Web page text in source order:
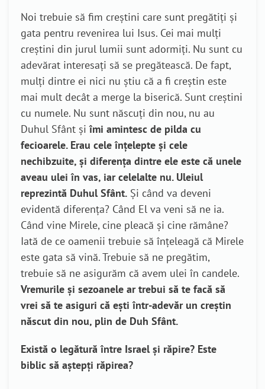
Noi trebuie să fim creștini care sunt pregătiți și
gata pentru revenirea lui Isus. Cei mai mulți
creștini din jurul lumii sunt adormiți. Nu sunt cu
adevărat interesați să se pregătească. De fapt,
mulți dintre ei nici nu știu că a fi creștin este
mai mult decât a merge la biserică. Sunt creștini
cu numele. Nu sunt născuți din nou, nu au
Duhul Sfânt șiîmi amintesc de pilda cu
fecioarele. Erau cele înțelepte și cele
nechibzuite, și diferența dintre ele este că unele
aveau ulei în vas, iar celelalte nu. Uleiul
reprezintă Duhul Sfânt. Și când va deveni
evidentă diferența? Când El va veni să ne ia.
Când vine Mirele, cine pleacă și cine rămâne?
Iată de ce oamenii trebuie să înțeleagă că Mirele
este gata să vină. Trebuie să ne pregătim,
trebuie să ne asigurăm că avem ulei în candele.
Vremurile și sezoanele ar trebui să te facă să
vrei să te asiguri că ești într-adevăr un creștin
născut din nou, plin de Duh Sfânt.
Există o legătură între Israel și răpire? Este
biblic să aștepți răpirea?